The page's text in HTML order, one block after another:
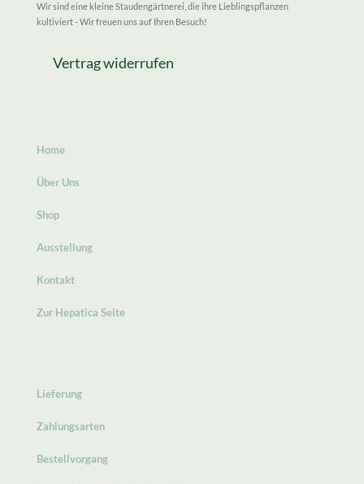
Wir sind eine kleine Staudengärtnerei, die ihre Lieblingspflanzen
kultiviert - Wir freuen uns auf Ihren Besuch!
Vertrag widerrufen
Home
Über Uns
Shop
Ausstellung
Kontakt
Zur Hepatica Seite
Lieferung
Zahlungsarten
Bestellvorgang